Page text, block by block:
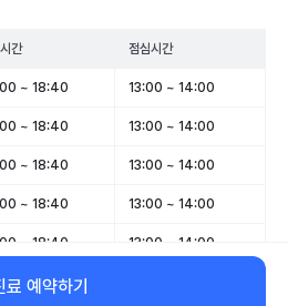
간 점심시간
~ 18:40 13:00 ~ 14:00
~ 18:40 13:00 ~ 14:00
~ 18:40 13:00 ~ 14:00
~ 18:40 13:00 ~ 14:00
~ 18:40 13:00 ~ 14:00
~ 14:00
료 예약하기